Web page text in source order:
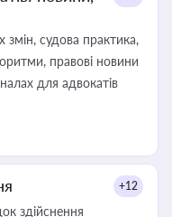
судова практика,
правові новини
для адвокатів
+12
здійснення